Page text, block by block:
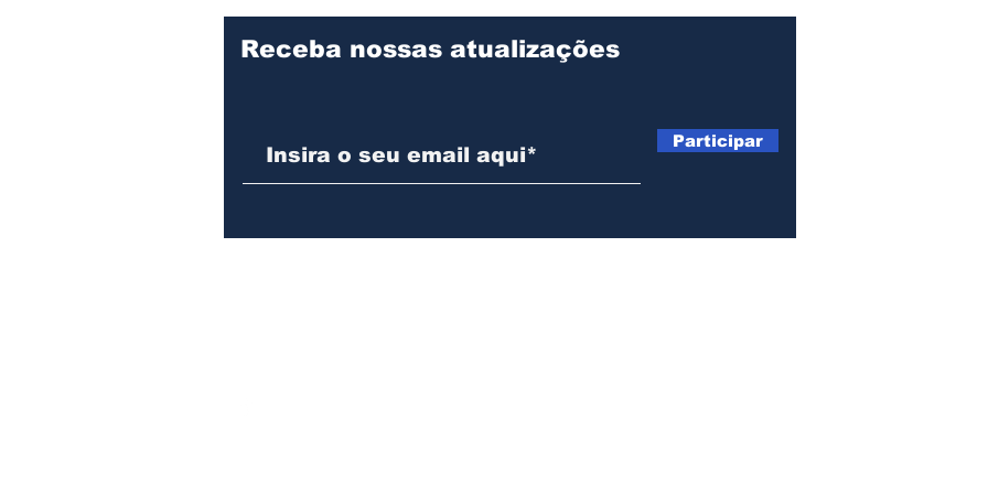
Assis
Receba nossas atualizações
Participar